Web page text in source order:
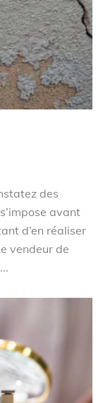
des
avant
d’en réaliser
vendeur de